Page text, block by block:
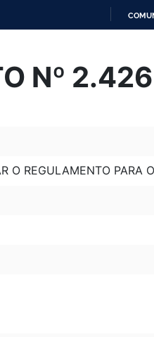
Nº
O REGULAMENTO PARA